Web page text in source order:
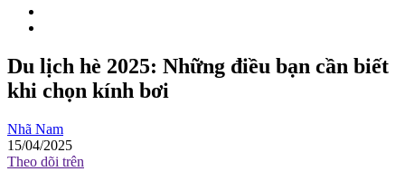
Du lịch hè 2025: Những điều bạn cần biết
khi chọn kính bơi
Nhã Nam
15/04/2025
Theo dõi trên